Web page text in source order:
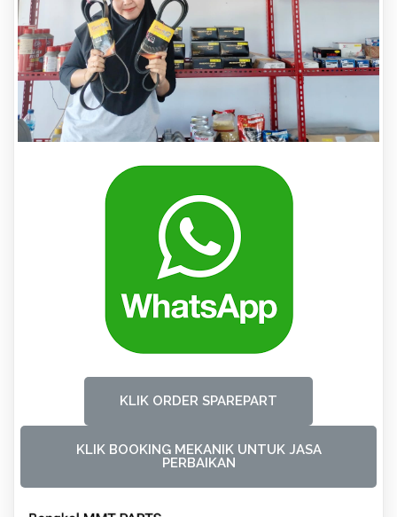
KLIK ORDER SPAREPART
KLIK BOOKING MEKANIK UNTUK JASA
PERBAIKAN